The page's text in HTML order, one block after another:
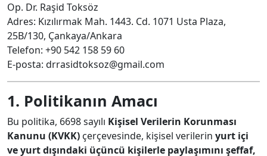
Op. Dr. Raşid Toksöz
Adres: Kızılırmak Mah. 1443. Cd. 1071 Usta Plaza,
25B/130, Çankaya/Ankara
Telefon: +90 542 158 59 60
E-posta: drrasidtoksoz@gmail.com
1. Politikanın Amacı
Bu politika, 6698 sayılı Kişisel Verilerin Korunması
Kanunu (KVKK) çerçevesinde, kişisel verilerin yurt içi
ve yurt dışındaki üçüncü kişilerle paylaşımını şeffaf,